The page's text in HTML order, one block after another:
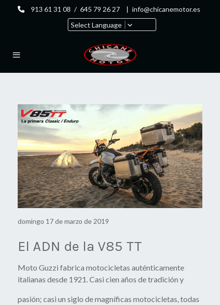
913 61 31 08 / 645 79 26 27 | info@chicanemotor.es
Select Language
domingo 17 de marzo de 2019
El ADN de la V85 TT
Moto Guzzi fabrica motocicletas auténticamente
italianas desde 1921. Casi cien años de tradición y
pasión; casi un siglo de magníficas motocicletas, todas